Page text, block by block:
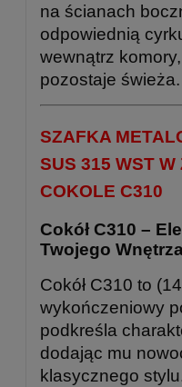
na ścianach
odpowiednią
wewnątrz
pozostaje świeża.
SZAFKA
SUS 315 WST W
COKOLE C310
Cokół C310 –
Twojego
Cokół C310 to
wykończeniowy
podkreśla
dodając mu
klasycznego